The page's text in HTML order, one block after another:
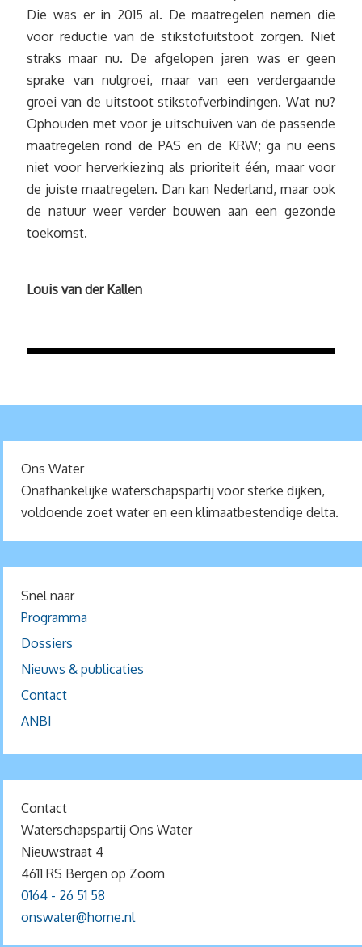
Die was er in 2015 al. De maatregelen nemen die
voor reductie van de stikstofuitstoot zorgen. Niet
straks maar nu. De afgelopen jaren was er geen
sprake van nulgroei, maar van een verdergaande
groei van de uitstoot stikstofverbindingen. Wat nu?
Ophouden met voor je uitschuiven van de passende
maatregelen rond de PAS en de KRW; ga nu eens
niet voor herverkiezing als prioriteit één, maar voor
de juiste maatregelen. Dan kan Nederland, maar ook
de natuur weer verder bouwen aan een gezonde
toekomst.
Louis van der Kallen
Ons Water
Onafhankelijke waterschapspartij voor sterke dijken,
voldoende zoet water en een klimaatbestendige delta.
Snel naar
Programma
Dossiers
Nieuws & publicaties
Contact
ANBI
Contact
Waterschapspartij Ons Water
Nieuwstraat 4
4611 RS Bergen op Zoom
0164 - 26 51 58
onswater@home.nl